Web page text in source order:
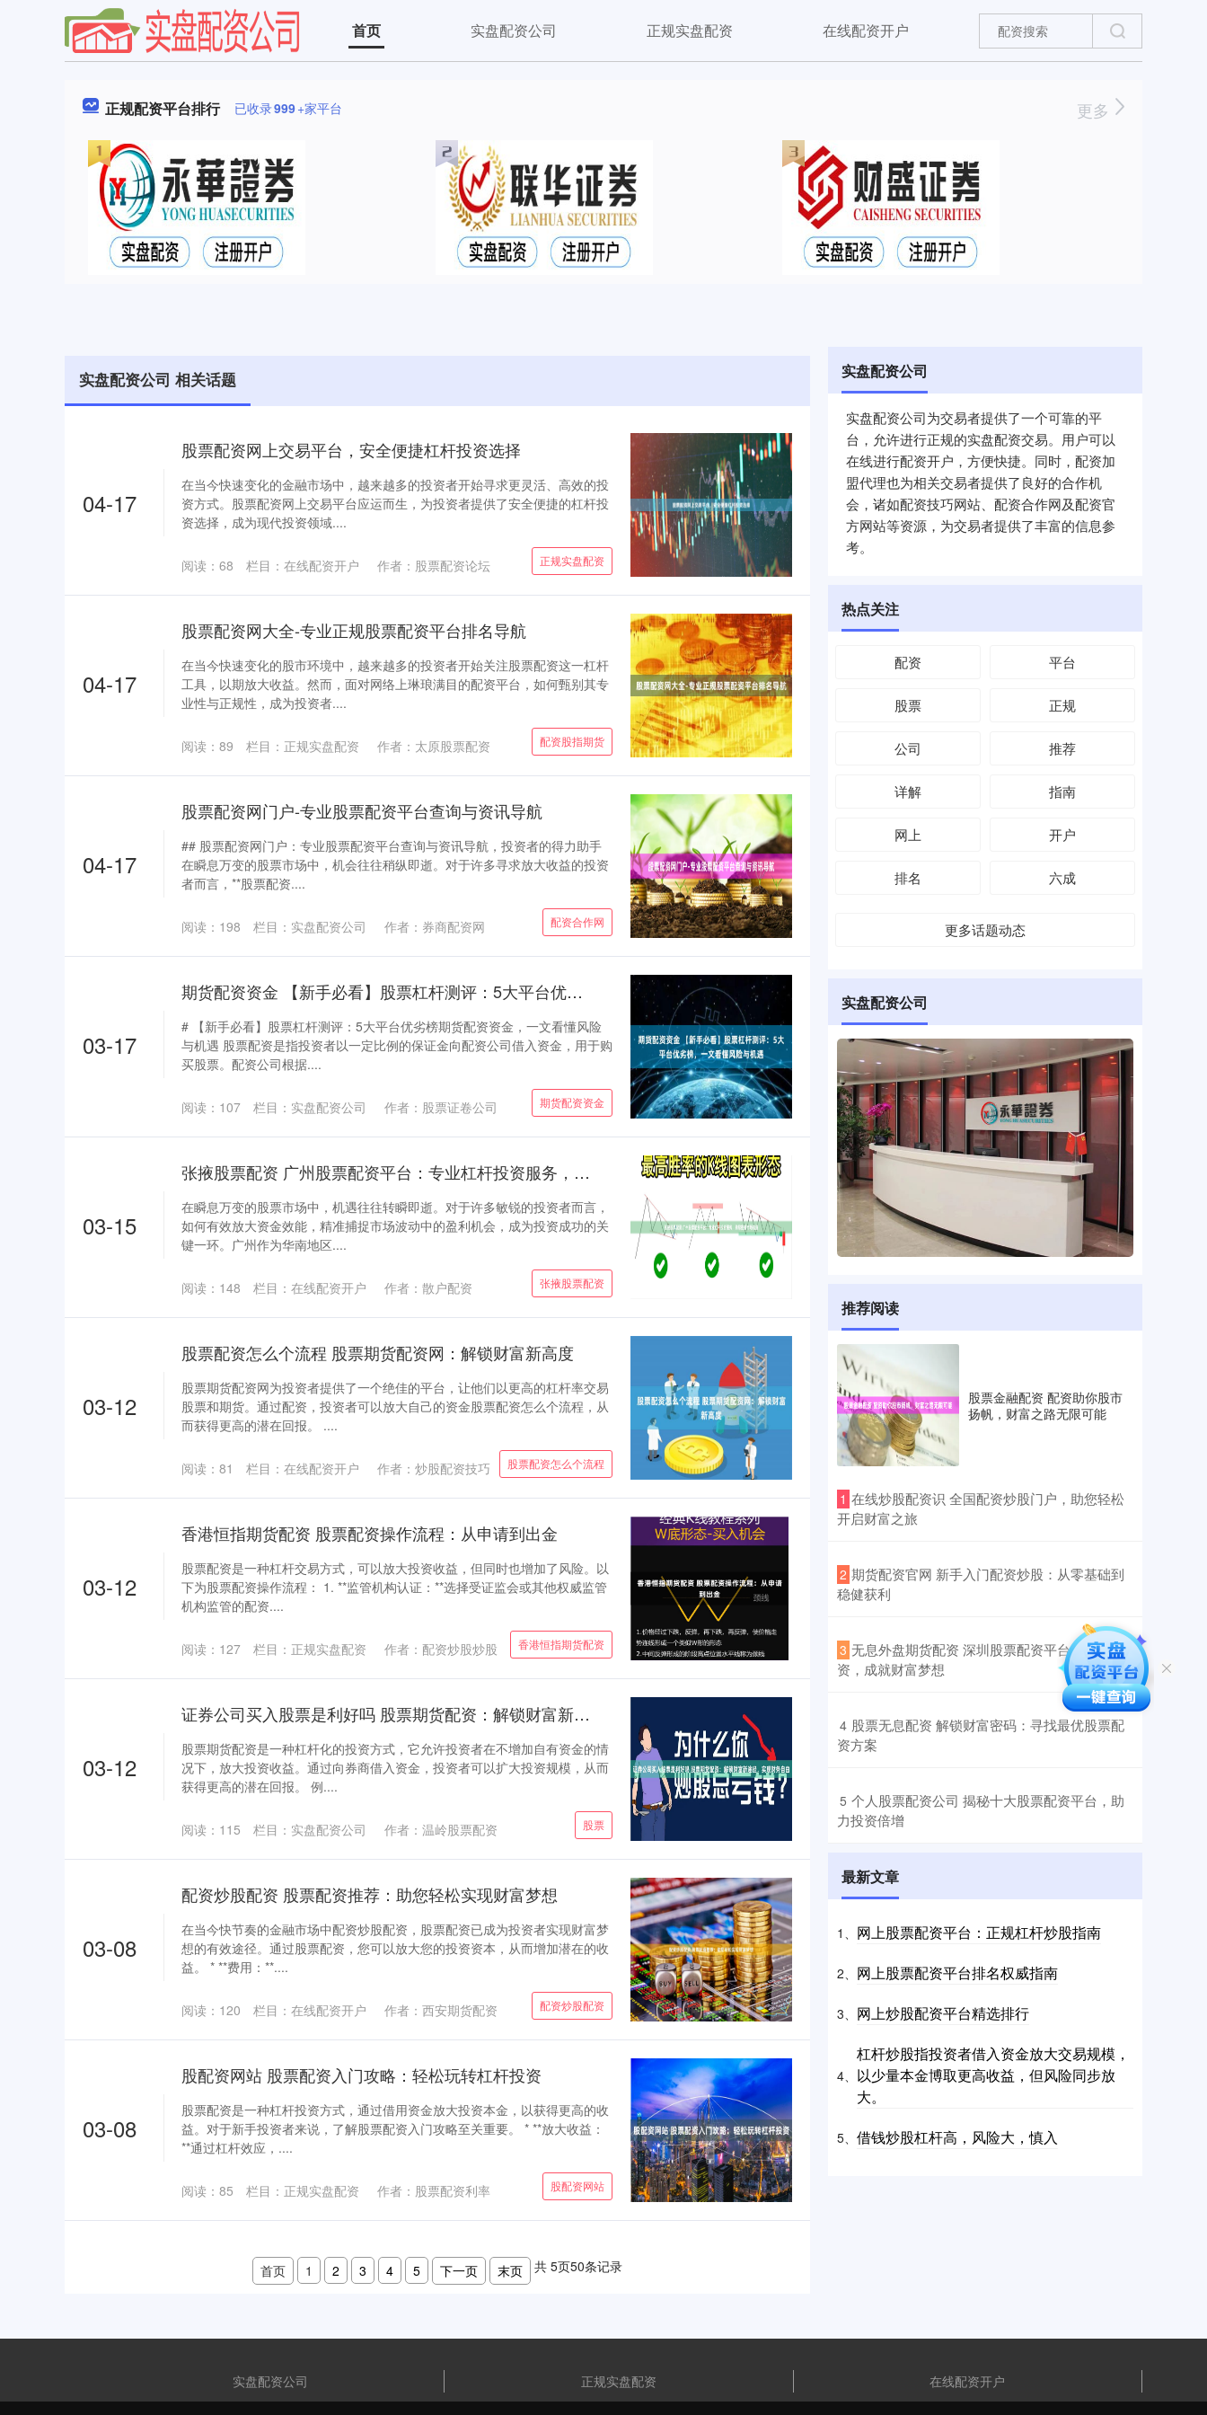
首页 实盘配资公司 正规实盘配资 在线配资开户
正规配资平台排行 已收录999+家平台 更多
实盘配资公司 相关话题
04-17
股票配资网上交易平台，安全便捷杠杆投资选择
在当今快速变化的金融市场中，越来越多的投资者开始寻求更灵活、高效的投
资方式。股票配资网上交易平台应运而生，为投资者提供了安全便捷的杠杆投
资选择，成为现代投资领域....
正规实盘配资
作者：股票配资论坛
阅读： 68 栏目： 在线配资开户
04-17
股票配资网大全-专业正规股票配资平台排名导航
在当今快速变化的股市环境中，越来越多的投资者开始关注股票配资这一杠杆
工具，以期放大收益。然而，面对网络上琳琅满目的配资平台，如何甄别其专
业性与正规性，成为投资者....
配资股指期货
作者：太原股票配资
阅读： 89 栏目： 正规实盘配资
04-17
股票配资网门户-专业股票配资平台查询与资讯导航
## 股票配资网门户：专业股票配资平台查询与资讯导航，投资者的得力助手
在瞬息万变的股票市场中，机会往往稍纵即逝。对于许多寻求放大收益的投资
者而言，**股票配资....
配资合作网
作者：券商配资网
阅读： 198 栏目： 实盘配资公司
03-17
期货配资资金 【新手必看】股票杠杆测评：5大平台优劣榜，一文看懂风险与机遇
# 【新手必看】股票杠杆测评：5大平台优劣榜期货配资资金，一文看懂风险
与机遇 股票配资是指投资者以一定比例的保证金向配资公司借入资金，用于购
买股票。配资公司根据....
期货配资资金
作者：股票证卷公司
阅读： 107 栏目： 实盘配资公司
03-15
张掖股票配资 广州股票配资平台：专业杠杆投资服务，助您把握市场机遇
在瞬息万变的股票市场中，机遇往往转瞬即逝。对于许多敏锐的投资者而言，
如何有效放大资金效能，精准捕捉市场波动中的盈利机会，成为投资成功的关
键一环。广州作为华南地区....
张掖股票配资
作者：散户配资
阅读： 148 栏目： 在线配资开户
03-12
股票配资怎么个流程 股票期货配资网：解锁财富新高度
股票期货配资网为投资者提供了一个绝佳的平台，让他们以更高的杠杆率交易
股票和期货。通过配资，投资者可以放大自己的资金股票配资怎么个流程，从
而获得更高的潜在回报。 ....
股票配资怎么个流程
作者：炒股配资技巧
阅读： 81 栏目： 在线配资开户
03-12
香港恒指期货配资 股票配资操作流程：从申请到出金
股票配资是一种杠杆交易方式，可以放大投资收益，但同时也增加了风险。以
下为股票配资操作流程： 1. **监管机构认证：**选择受证监会或其他权威监管
机构监管的配资....
香港恒指期货配资
作者：配资炒股炒股
阅读： 127 栏目： 正规实盘配资
03-12
证券公司买入股票是利好吗 股票期货配资：解锁财富新途径，实现财务自由
股票期货配资是一种杠杆化的投资方式，它允许投资者在不增加自有资金的情
况下，放大投资收益。通过向券商借入资金，投资者可以扩大投资规模，从而
获得更高的潜在回报。 例....
股票
作者：温岭股票配资
阅读： 115 栏目： 实盘配资公司
03-08
配资炒股配资 股票配资推荐：助您轻松实现财富梦想
在当今快节奏的金融市场中配资炒股配资，股票配资已成为投资者实现财富梦
想的有效途径。通过股票配资，您可以放大您的投资资本，从而增加潜在的收
益。 * **费用：**....
配资炒股配资
作者：西安期货配资
阅读： 120 栏目： 在线配资开户
03-08
股配资网站 股票配资入门攻略：轻松玩转杠杆投资
股票配资是一种杠杆投资方式，通过借用资金放大投资本金，以获得更高的收
益。对于新手投资者来说，了解股票配资入门攻略至关重要。 * **放大收益：
**通过杠杆效应，....
股配资网站
作者：股票配资利率
阅读： 85 栏目： 正规实盘配资
首页 1 2 3 4 5 下一页 末页 共 5页50条记录
实盘配资公司
实盘配资公司为交易者提供了一个可靠的平
台，允许进行正规的实盘配资交易。用户可以
在线进行配资开户，方便快捷。同时，配资加
盟代理也为相关交易者提供了良好的合作机
会，诸如配资技巧网站、配资合作网及配资官
方网站等资源，为交易者提供了丰富的信息参
考。
热点关注
配资 平台
股票 正规
公司 推荐
详解 指南
网上 开户
排名 六成
更多话题动态
实盘配资公司
推荐阅读
股票金融配资 配资助你股市
扬帆，财富之路无限可能
1 ​在线炒股配资识 全国配资炒股门户，助您轻松
开启财富之旅
2 ​期货配资官网 新手入门配资炒股：从零基础到
稳健获利
3 ​无息外盘期货配资 深圳股票配资平台：助力投
资，成就财富梦想
4 ​股票无息配资 解锁财富密码：寻找最优股票配
资方案
5 ​个人股票配资公司 揭秘十大股票配资平台，助
力投资倍增
最新文章
1、 网上股票配资平台：正规杠杆炒股指南
2、 网上股票配资平台排名权威指南
3、 网上炒股配资平台精选排行
4、
杠杆炒股指投资者借入资金放大交易规模，
以少量本金博取更高收益，但风险同步放
大。
5、 借钱炒股杠杆高，风险大，慎入
实盘配资公司 正规实盘配资 在线配资开户